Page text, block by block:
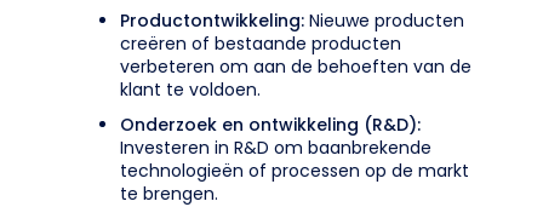
Productontwikkeling: Nieuwe producten
creëren of bestaande producten
verbeteren om aan de behoeften van de
klant te voldoen.
Onderzoek en ontwikkeling (R&D):
Investeren in R&D om baanbrekende
technologieën of processen op de markt
te brengen.